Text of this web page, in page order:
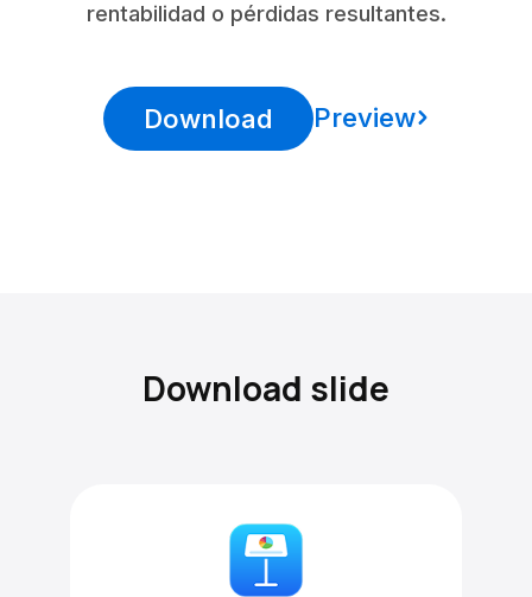
rentabilidad o pérdidas resultantes.
Download Preview
Download slide